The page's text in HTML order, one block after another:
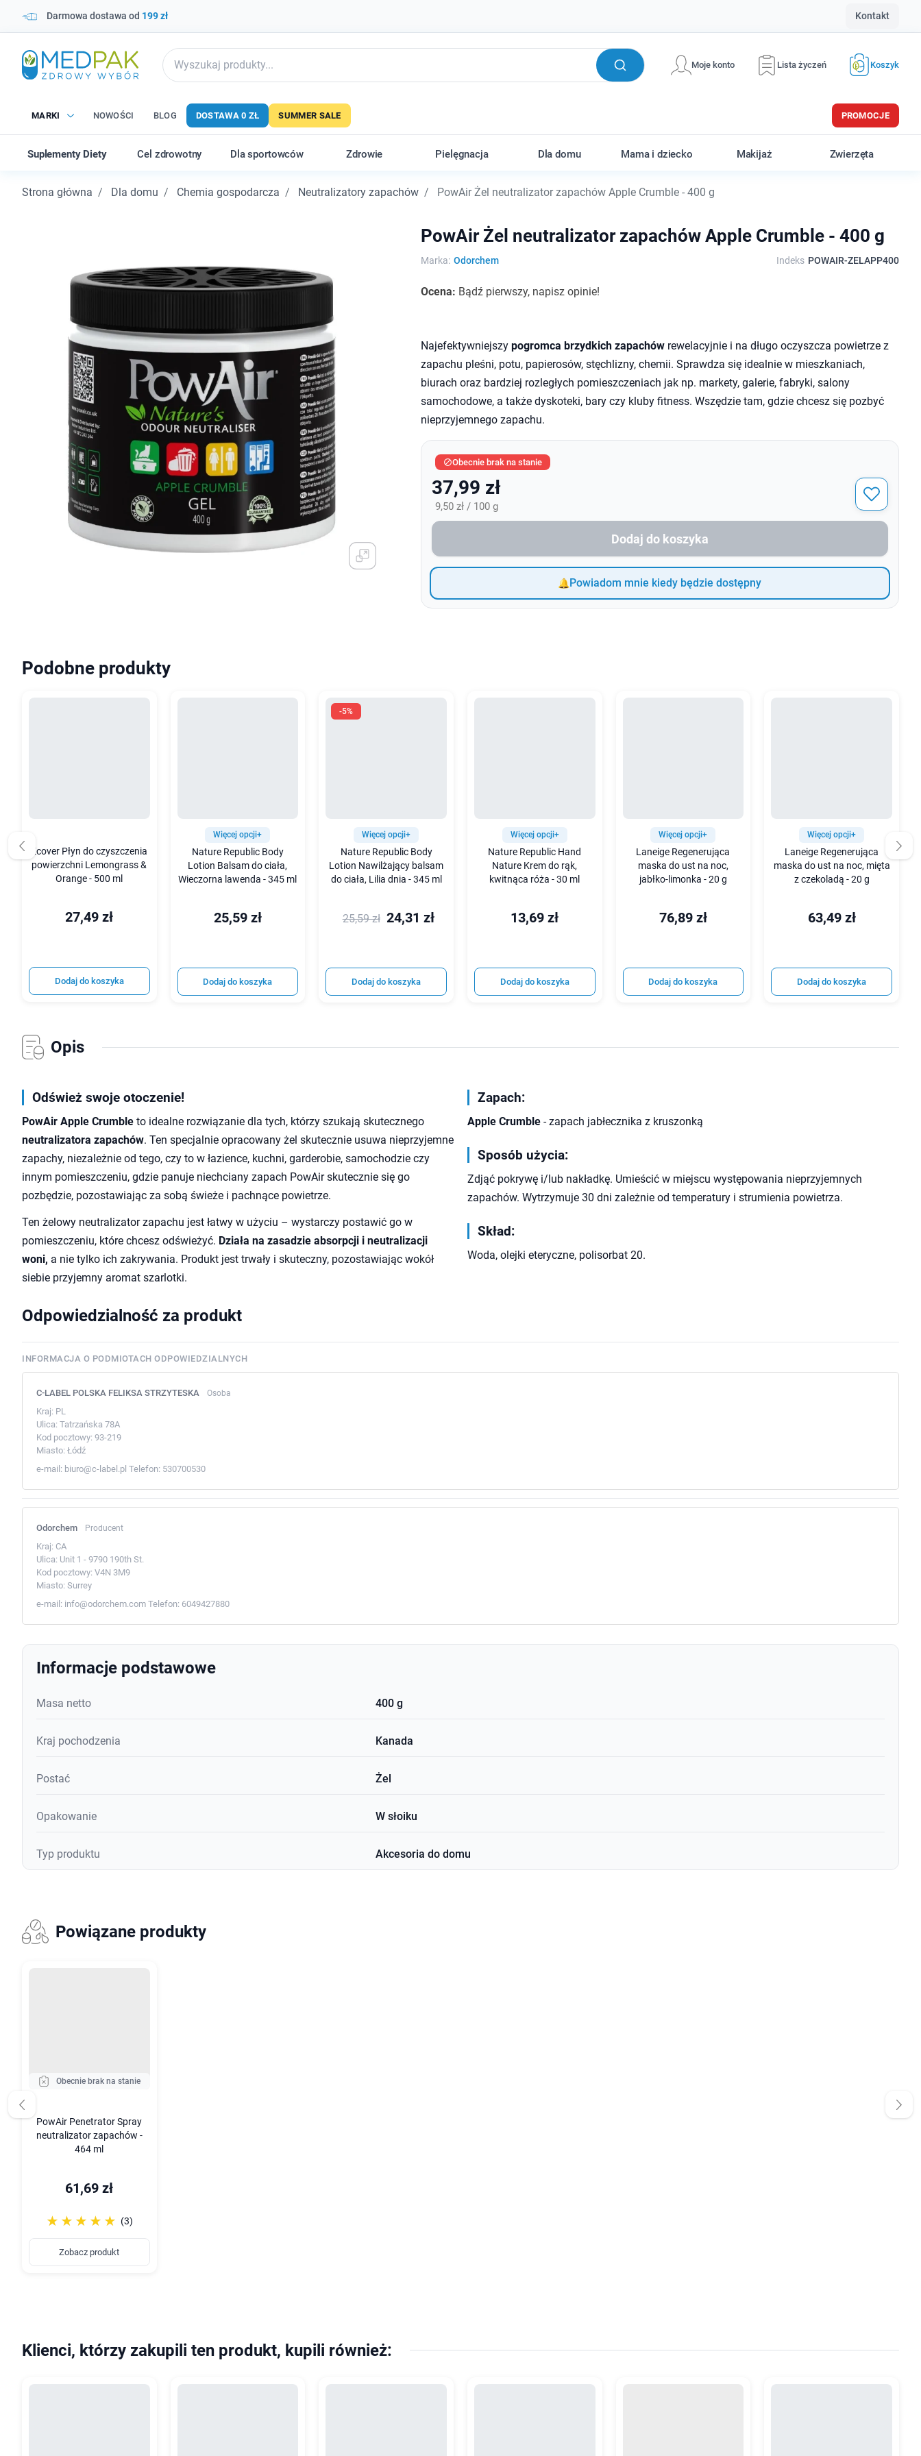
Darmowa dostawa od 199 zł Kontakt
Moje konto Lista życzeń Koszyk
MARKI NOWOŚCI BLOG DOSTAWA 0 ZŁ SUMMER SALE PROMOCJE
Suplementy Diety Cel zdrowotny Dla sportowców Zdrowie Pielęgnacja Dla domu Mama i dziecko Makijaż Zwierzęta
Strona główna Dla domu Chemia gospodarcza Neutralizatory zapachów PowAir Żel neutralizator zapachów Apple Crumble - 400 g
PowAir Żel neutralizator zapachów Apple Crumble - 400 g
Marka: Odorchem Indeks POWAIR-ZELAPP400
Ocena: Bądź pierwszy, napisz opinie!
Najefektywniejszy pogromca brzydkich zapachówrewelacyjnie i na długo oczyszcza powietrze z
zapachu pleśni, potu, papierosów, stęchlizny, chemii. Sprawdza się idealnie w mieszkaniach,
biurach oraz bardziej rozległych pomieszczeniach jak np. markety, galerie, fabryki, salony
samochodowe, a także dyskoteki, bary czy kluby fitness. Wszędzie tam, gdzie chcesz się pozbyć
nieprzyjemnego zapachu.
Obecnie brak na stanie
37,99 zł
9,50 zł / 100 g
Dodaj do koszyka
Powiadom mnie kiedy będzie dostępny
Podobne produkty
Ecover Płyn do czyszczenia
powierzchni Lemongrass &
Orange - 500 ml
27,49 zł
Dodaj do koszyka
Więcej opcji+
Nature Republic Body
Lotion Balsam do ciała,
Wieczorna lawenda - 345 ml
25,59 zł
Dodaj do koszyka
-5%
Więcej opcji+
Nature Republic Body
Lotion Nawilżający balsam
do ciała, Lilia dnia - 345 ml
25,59 zł 24,31 zł
Dodaj do koszyka
Więcej opcji+
Nature Republic Hand
Nature Krem do rąk,
kwitnąca róża - 30 ml
13,69 zł
Dodaj do koszyka
Więcej opcji+
Laneige Regenerująca
maska do ust na noc,
jabłko-limonka - 20 g
76,89 zł
Dodaj do koszyka
Więcej opcji+
Laneige Regenerująca
maska do ust na noc, mięta
z czekoladą - 20 g
63,49 zł
Dodaj do koszyka
Opis
Odśwież swoje otoczenie!
PowAir Apple Crumble to idealne rozwiązanie dla tych, którzy szukają skutecznego
neutralizatora zapachów. Ten specjalnie opracowany żel skutecznie usuwa nieprzyjemne
zapachy, niezależnie od tego, czy to w łazience, kuchni, garderobie, samochodzie czy
innym pomieszczeniu, gdzie panuje niechciany zapach PowAir skutecznie się go
pozbędzie, pozostawiając za sobą świeże i pachnące powietrze.
Ten żelowy neutralizator zapachu jest łatwy w użyciu – wystarczy postawić go w
pomieszczeniu, które chcesz odświeżyć. Działa na zasadzie absorpcji i neutralizacji
woni, a nie tylko ich zakrywania. Produkt jest trwały i skuteczny, pozostawiając wokół
siebie przyjemny aromat szarlotki.
Zapach:
Apple Crumble - zapach jabłecznika z kruszonką
Sposób użycia:
Zdjąć pokrywę i/lub nakładkę. Umieścić w miejscu występowania nieprzyjemnych
zapachów. Wytrzymuje 30 dni zależnie od temperatury i strumienia powietrza.
Skład:
Woda, olejki eteryczne, polisorbat 20.
Odpowiedzialność za produkt
INFORMACJA O PODMIOTACH ODPOWIEDZIALNYCH
C-LABEL POLSKA FELIKSA STRZYTESKA Osoba
Kraj: PL
Ulica: Tatrzańska 78A
Kod pocztowy: 93-219
Miasto: Łódź
e-mail: biuro@c-label.pl Telefon: 530700530
Odorchem Producent
Kraj: CA
Ulica: Unit 1 - 9790 190th St.
Kod pocztowy: V4N 3M9
Miasto: Surrey
e-mail: info@odorchem.com Telefon: 6049427880
Informacje podstawowe
Masa netto 400 g
Kraj pochodzenia Kanada
Postać Żel
Opakowanie W słoiku
Typ produktu Akcesoria do domu
Powiązane produkty
Obecnie brak na stanie
PowAir Penetrator Spray
neutralizator zapachów -
464 ml
61,69 zł
☆☆☆☆☆
★★★★★ (3)
Zobacz produkt
Klienci, którzy zakupili ten produkt, kupili również: